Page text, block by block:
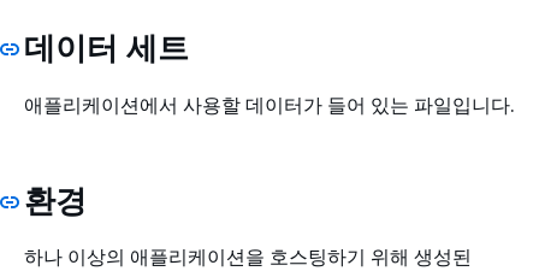
데이터 세트
애플리케이션에서 사용할 데이터가 들어 있는 파일입니다.
환경
하나 이상의 애플리케이션을 호스팅하기 위해 생성된